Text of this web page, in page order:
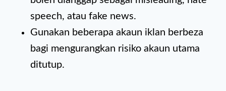
speech, atau fake news.
Gunakan beberapa akaun iklan berbeza
bagi mengurangkan risiko akaun utama
ditutup.